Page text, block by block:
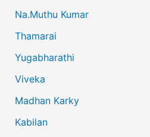
Na.Muthu Kumar
Thamarai
Yugabharathi
Viveka
Madhan Karky
Kabilan